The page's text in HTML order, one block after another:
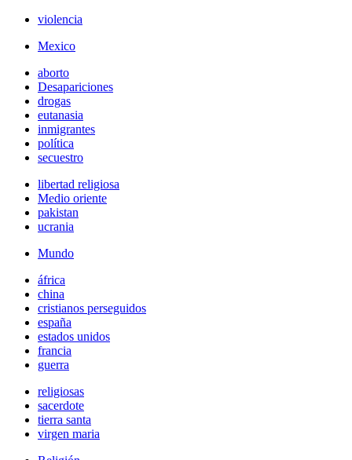
violencia
Mexico
aborto
Desapariciones
drogas
eutanasia
inmigrantes
política
secuestro
libertad religiosa
Medio oriente
pakistan
ucrania
Mundo
áfrica
china
cristianos perseguidos
españa
estados unidos
francia
guerra
religiosas
sacerdote
tierra santa
virgen maria